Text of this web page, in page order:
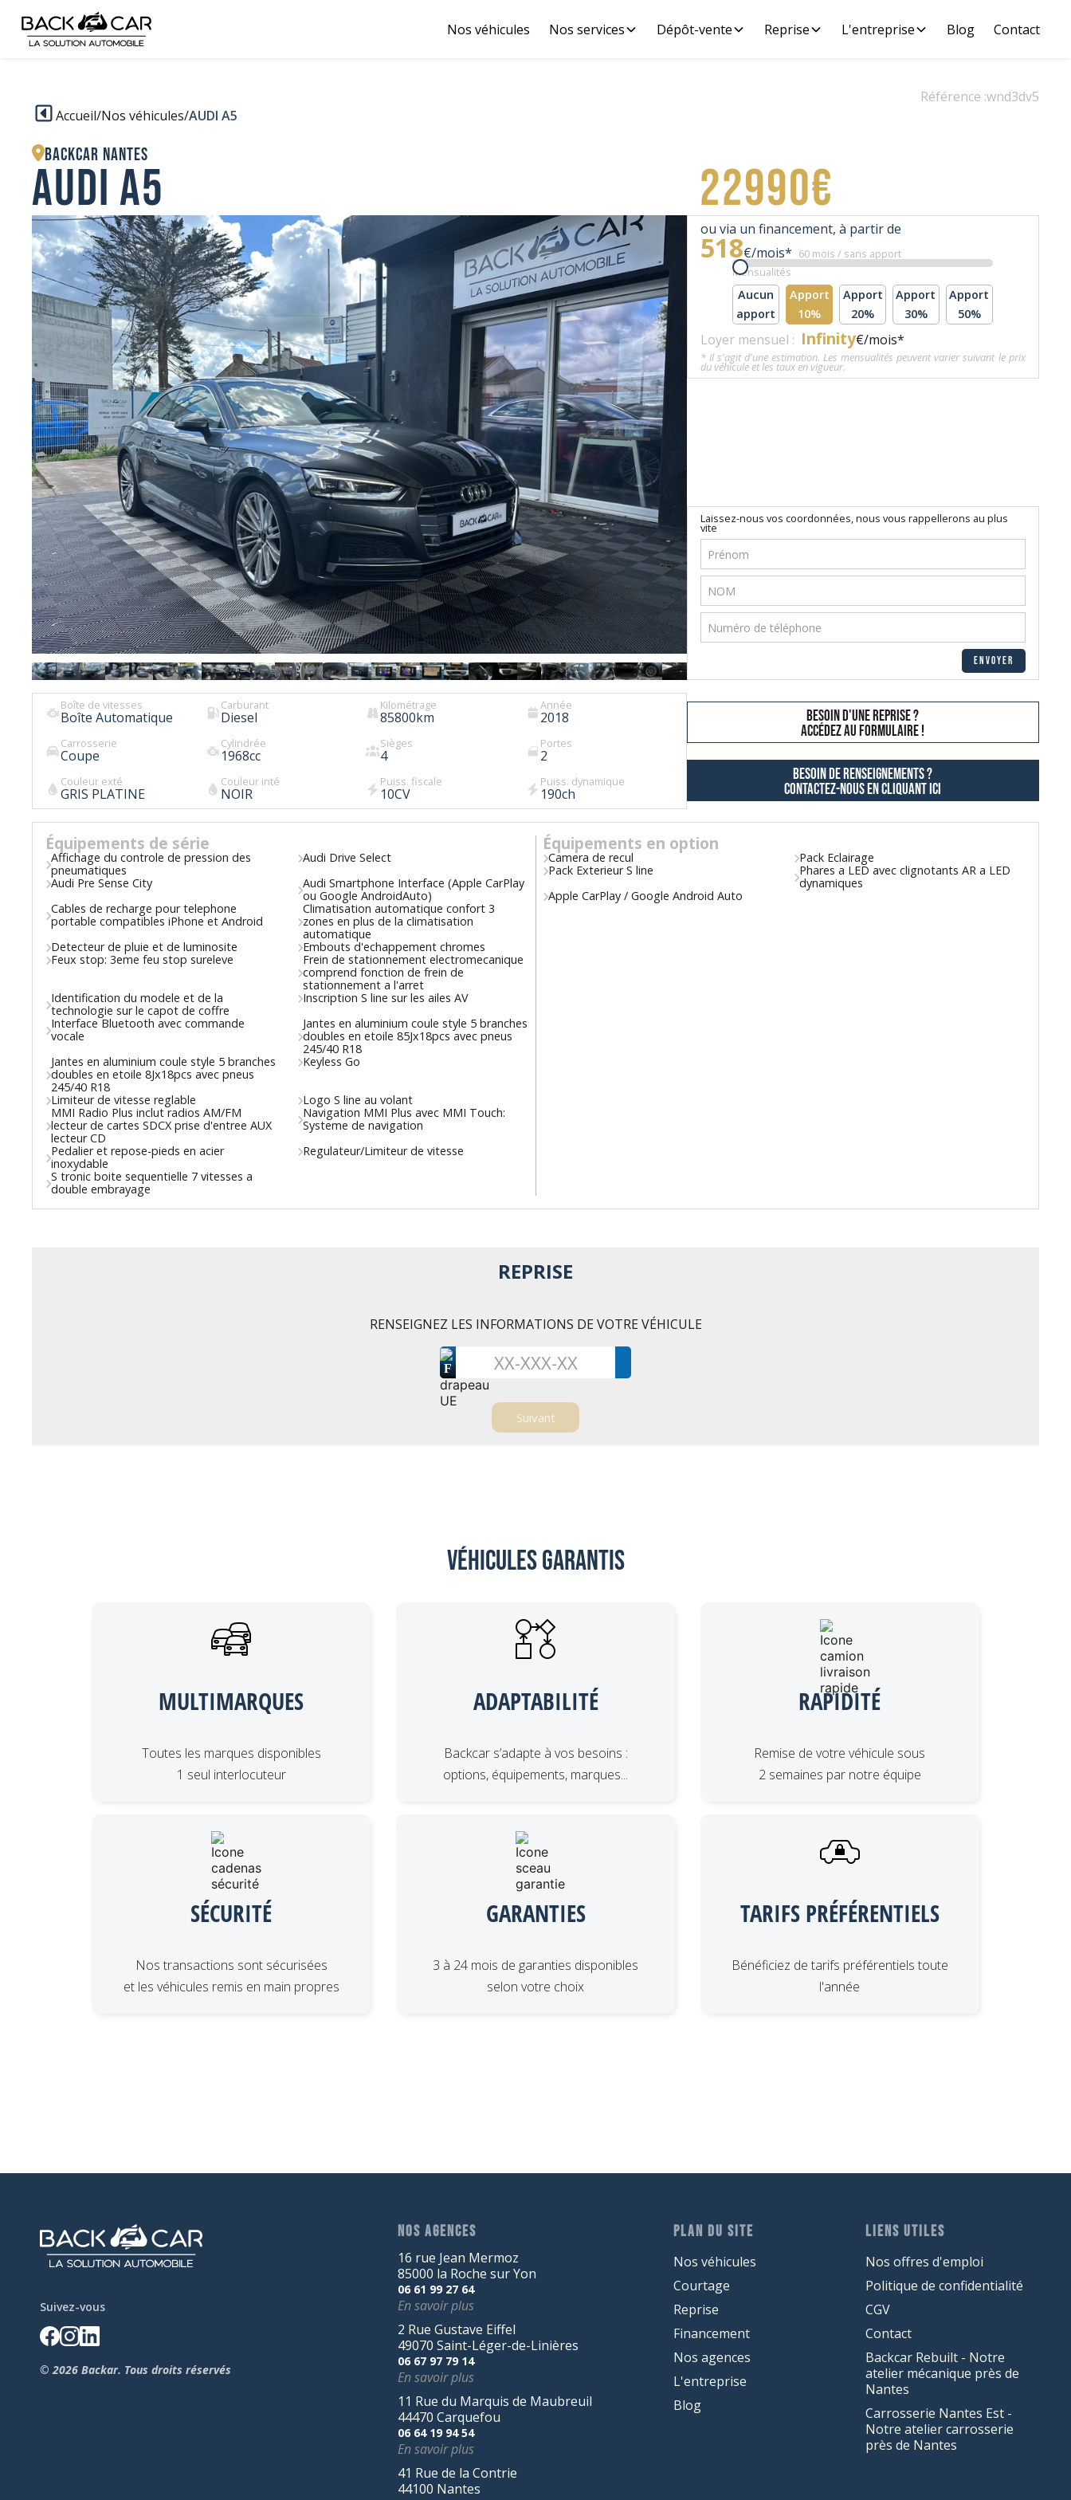
Nos véhicules Nos services Dépôt-vente Reprise L'entreprise Blog Contact
Accueil/Nos véhicules/AUDI A5
Référence :wnd3dv5
BACKCAR Nantes
AUDI A5 22990€
ou via un financement, à partir de
518€/mois* 60 mois / sans apport
Mensualités
Aucun
apport
Apport
10%
Apport
20%
Apport
30%
Apport
50%
Loyer mensuel : Infinity€/mois*
* Il s'agit d'une estimation. Les mensualités peuvent varier suivant le prix
du véhicule et les taux en vigueur.
Laissez-nous vos coordonnées, nous vous rappellerons au plus
vite
Boîte de vitesses
Boîte Automatique
Carburant
Diesel
Kilométrage
85800km
Année
2018
Carrosserie
Coupe
Cylindrée
1968cc
Sièges
4
Portes
2
Couleur exté
GRIS PLATINE
Couleur inté
NOIR
Puiss. fiscale
10CV
Puiss. dynamique
190ch
besoin d'une reprise ?
AccÉdez au formulaire !
Besoin de renseignements ?
contactez-nous en cliquant ici
Équipements de série
Affichage du controle de pression des
pneumatiques
Audi Drive Select
Audi Pre Sense City
Audi Smartphone Interface (Apple CarPlay
ou Google AndroidAuto)
Cables de recharge pour telephone
portable compatibles iPhone et Android
Climatisation automatique confort 3
zones en plus de la climatisation
automatique
Detecteur de pluie et de luminosite
Embouts d'echappement chromes
Feux stop: 3eme feu stop sureleve
Frein de stationnement electromecanique
comprend fonction de frein de
stationnement a l'arret
Identification du modele et de la
technologie sur le capot de coffre
Inscription S line sur les ailes AV
Interface Bluetooth avec commande
vocale
Jantes en aluminium coule style 5 branches
doubles en etoile 85Jx18pcs avec pneus
245/40 R18
Jantes en aluminium coule style 5 branches
doubles en etoile 8Jx18pcs avec pneus
245/40 R18
Keyless Go
Limiteur de vitesse reglable
Logo S line au volant
MMI Radio Plus inclut radios AM/FM
lecteur de cartes SDCX prise d'entree AUX
lecteur CD
Navigation MMI Plus avec MMI Touch:
Systeme de navigation
Pedalier et repose-pieds en acier
inoxydable
Regulateur/Limiteur de vitesse
S tronic boite sequentielle 7 vitesses a
double embrayage
Équipements en option
Camera de recul
Pack Eclairage
Pack Exterieur S line
Phares a LED avec clignotants AR a LED
dynamiques
Apple CarPlay / Google Android Auto
REPRISE
RENSEIGNEZ LES INFORMATIONS DE VOTRE VÉHICULE
F
Véhicules garantis
MULTIMARQUES
Toutes les marques disponibles
1 seul interlocuteur
ADAPTABILITÉ
Backcar s’adapte à vos besoins :
options, équipements, marques...
RAPIDITÉ
Remise de votre véhicule sous
2 semaines par notre équipe
SÉCURITÉ
Nos transactions sont sécurisées
et les véhicules remis en main propres
GARANTIES
3 à 24 mois de garanties disponibles
selon votre choix
TARIFS PRÉFÉRENTIELS
Bénéficiez de tarifs préférentiels toute
l'année
Suivez-vous
© 2026 Backar. Tous droits réservés
NOS AGENCES
16 rue Jean Mermoz
85000 la Roche sur Yon
06 61 99 27 64
En savoir plus
2 Rue Gustave Eiffel
49070 Saint-Léger-de-Linières
06 67 97 79 14
En savoir plus
11 Rue du Marquis de Maubreuil
44470 Carquefou
06 64 19 94 54
En savoir plus
41 Rue de la Contrie
44100 Nantes
PLAN DU SITE
Nos véhicules
Courtage
Reprise
Financement
Nos agences
L'entreprise
Blog
LIENS UTILES
Nos offres d'emploi
Politique de confidentialité
CGV
Contact
Backcar Rebuilt - Notre
atelier mécanique près de
Nantes
Carrosserie Nantes Est -
Notre atelier carrosserie
près de Nantes